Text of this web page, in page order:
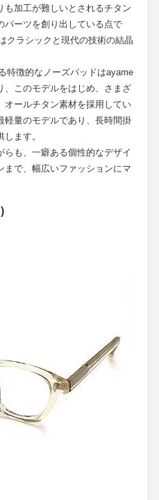
加工が難しいとされるチタン
パーツを創り出している点で
クラシックと現代の技術の結晶
特徴的なノーズパッドはayame
、このモデルをはじめ、さまざ
オールチタン素材を採用してい
軽量のモデルであり、長時間掛
ます。
も、一癖ある個性的なデザイ
まで、幅広いファッションにマ